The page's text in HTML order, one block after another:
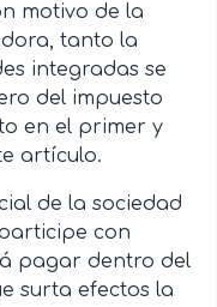
motivo de la
tanto la
integradas se
del impuesto
en el primer y
artículo.
de la sociedad
con
pagar dentro del
surta efectos la